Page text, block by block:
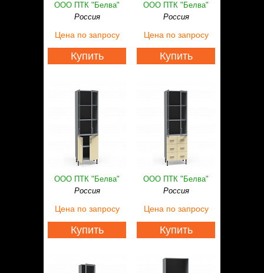
ООО ПТК "Белва"
Россия
Цена по запросу
Купить
ООО ПТК "Белва"
Россия
Цена по запросу
Купить
ООО ПТК "Белва"
Россия
Цена по запросу
Купить
ООО ПТК "Белва"
Россия
Цена по запросу
Купить